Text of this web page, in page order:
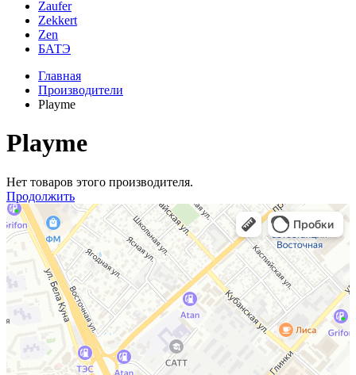
Zaufer
Zekkert
Zen
БАТЭ
Главная
Производители
Playme
Playme
Нет товаров этого производителя.
Продолжить